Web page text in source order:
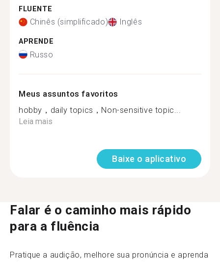
FLUENTE
Chinês (simplificado) Inglês
APRENDE
Russo
Meus assuntos favoritos
hobby，daily topics，Non-sensitive topic...
Leia mais
Baixe o aplicativo
Falar é o caminho mais rápido
para a fluência
Pratique a audição, melhore sua pronúncia e aprenda